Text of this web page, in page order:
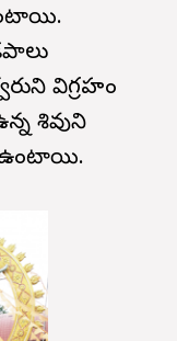
విగ్రహం
శివుని
ఉంటాయి.